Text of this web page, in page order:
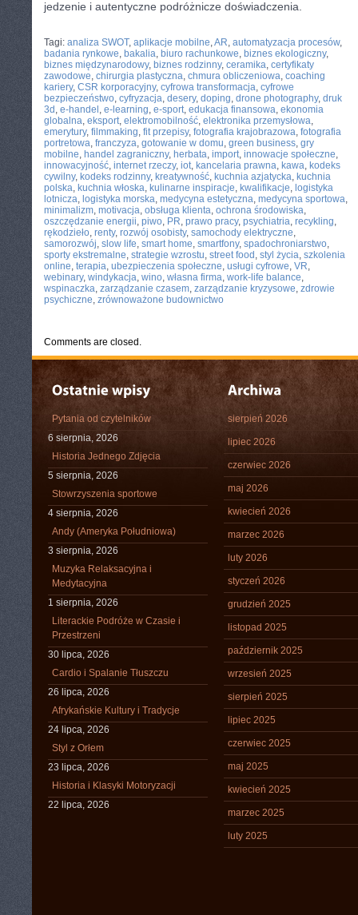
jedzenie i autentyczne podróżnicze doświadczenia.
Tagi: analiza SWOT, aplikacje mobilne,AR, automatyzacja procesów,
badania rynkowe, bakalia, biuro rachunkowe, biznes ekologiczny,
biznes międzynarodowy, biznes rodzinny, ceramika, certyfikaty
zawodowe, chirurgia plastyczna, chmura obliczeniowa, coaching
kariery, CSR korporacyjny, cyfrowa transformacja, cyfrowe
bezpieczeństwo, cyfryzacja, desery, doping, drone photography, druk
3d , e-handel , e-learning, e-sport, edukacja finansowa, ekonomia
globalna, eksport, elektromobilność, elektronika przemysłowa,
emerytury, filmmaking, fit przepisy, fotografia krajobrazowa, fotografia
portretowa, franczyza, gotowanie w domu, green business, gry
mobilne, handel zagraniczny, herbata, import, innowacje społeczne,
innowacyjność, internet rzeczy, iot, kancelaria prawna, kawa, kodeks
cywilny, kodeks rodzinny, kreatywność, kuchnia azjatycka, kuchnia
polska, kuchnia włoska, kulinarne inspiracje, kwalifikacje, logistyka
lotnicza, logistyka morska, medycyna estetyczna, medycyna sportowa,
minimalizm, motivacja, obsługa klienta, ochrona środowiska,
oszczędzanie energii, piwo, PR, prawo pracy, psychiatria, recykling,
rękodzieło, renty, rozwój osobisty, samochody elektryczne,
samorozwój, slow life, smart home, smartfony, spadochroniarstwo,
sporty ekstremalne, strategie wzrostu, street food , styl życia, szkolenia
online, terapia, ubezpieczenia społeczne, usługi cyfrowe, VR,
webinary, windykacja, wino, własna firma, work-life balance,
wspinaczka, zarządzanie czasem, zarządzanie kryzysowe, zdrowie
psychiczne, zrównoważone budownictwo
Comments are closed.
Pytania od czytelników
6 sierpnia, 2026
Historia Jednego Zdjęcia
5 sierpnia, 2026
Stowrzyszenia sportowe
4 sierpnia, 2026
Andy (Ameryka Południowa)
3 sierpnia, 2026
Muzyka Relaksacyjna i
Medytacyjna
1 sierpnia, 2026
Literackie Podróże w Czasie i
Przestrzeni
30 lipca, 2026
Cardio i Spalanie Tłuszczu
26 lipca, 2026
Afrykańskie Kultury i Tradycje
24 lipca, 2026
Styl z Orłem
23 lipca, 2026
Historia i Klasyki Motoryzacji
22 lipca, 2026
sierpień 2026
lipiec 2026
czerwiec 2026
maj 2026
kwiecień 2026
marzec 2026
luty 2026
styczeń 2026
grudzień 2025
listopad 2025
październik 2025
wrzesień 2025
sierpień 2025
lipiec 2025
czerwiec 2025
maj 2025
kwiecień 2025
marzec 2025
luty 2025